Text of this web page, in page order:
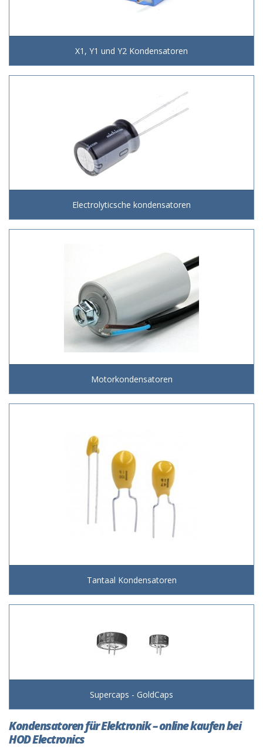
X1, Y1 und Y2 Kondensatoren
Electrolyticsche kondensatoren
Motorkondensatoren
Tantaal Kondensatoren
Supercaps - GoldCaps
Kondensatoren für Elektronik – online kaufen bei
HOD Electronics